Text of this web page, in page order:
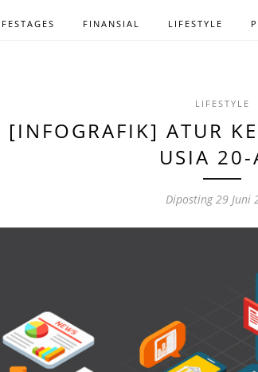
FINANSIAL LIFESTYLE
LIFESTYLE
[INFOGRAFIK] ATUR
USIA 20-
Diposting29 Juni